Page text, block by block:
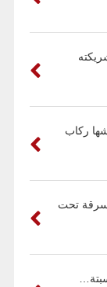
ركاب
سرقة تحت